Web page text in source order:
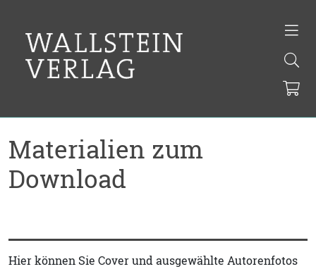
Materialien zum
Download
Hier können Sie Cover und ausgewählte Autorenfotos